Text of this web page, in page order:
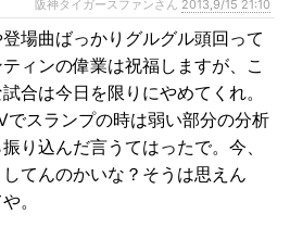
阪神タイガースファンさん 2013,9/15 21:10
場曲ばっかりグルグル頭回って
ィンの偉業は祝福しますが、こ
合は今日を限りにやめてくれ。
でスランプの時は弱い部分の分析
り込んだ言うてはったで。今、
てんのかいな？そうは思えん
。